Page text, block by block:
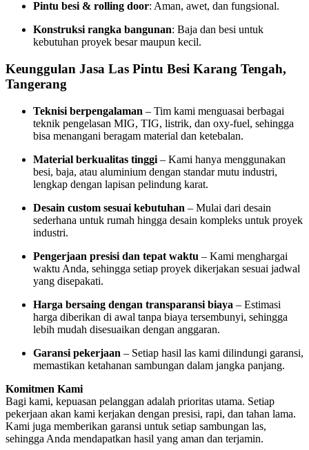
Pintu besi & rolling door: Aman, awet, dan fungsional.
Konstruksi rangka bangunan: Baja dan besi untuk
kebutuhan proyek besar maupun kecil.
Keunggulan Jasa Las Pintu Besi Karang Tengah,
Tangerang
Teknisi berpengalaman – Tim kami menguasai berbagai
teknik pengelasan MIG, TIG, listrik, dan oxy-fuel, sehingga
bisa menangani beragam material dan ketebalan.
Material berkualitas tinggi – Kami hanya menggunakan
besi, baja, atau aluminium dengan standar mutu industri,
lengkap dengan lapisan pelindung karat.
Desain custom sesuai kebutuhan – Mulai dari desain
sederhana untuk rumah hingga desain kompleks untuk proyek
industri.
Pengerjaan presisi dan tepat waktu – Kami menghargai
waktu Anda, sehingga setiap proyek dikerjakan sesuai jadwal
yang disepakati.
Harga bersaing dengan transparansi biaya – Estimasi
harga diberikan di awal tanpa biaya tersembunyi, sehingga
lebih mudah disesuaikan dengan anggaran.
Garansi pekerjaan – Setiap hasil las kami dilindungi garansi,
memastikan ketahanan sambungan dalam jangka panjang.
Komitmen Kami
Bagi kami, kepuasan pelanggan adalah prioritas utama. Setiap
pekerjaan akan kami kerjakan dengan presisi, rapi, dan tahan lama.
Kami juga memberikan garansi untuk setiap sambungan las,
sehingga Anda mendapatkan hasil yang aman dan terjamin.